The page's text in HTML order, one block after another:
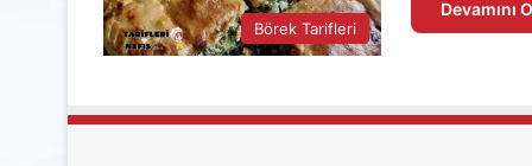
Börek Tarifleri
Devamını